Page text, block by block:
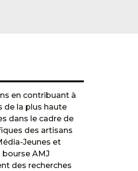
en contribuant à
de la plus haute
dans le cadre de
des artisans
Jeunes et
bourse AMJ
des recherches